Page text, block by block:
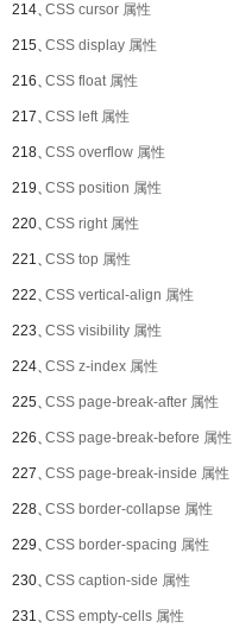
214、CSS cursor 属性
215、CSS display 属性
216、CSS float 属性
217、CSS left 属性
218、CSS overflow 属性
219、CSS position 属性
220、CSS right 属性
221、CSS top 属性
222、CSS vertical-align 属性
223、CSS visibility 属性
224、CSS z-index 属性
225、CSS page-break-after 属性
226、CSS page-break-before 属性
227、CSS page-break-inside 属性
228、CSS border-collapse 属性
229、CSS border-spacing 属性
230、CSS caption-side 属性
231、CSS empty-cells 属性